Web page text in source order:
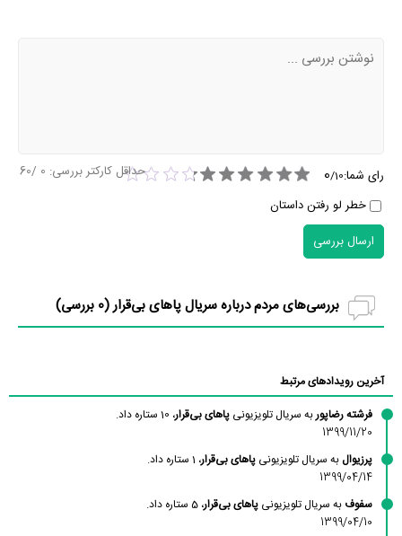
رای شما: 0/10
خطر لو رفتن داستان
حداقل کارکتر بررسی: 0
/60
ارسال بررسی
بررسی‌های مردم درباره سریال پاهای بی‌قرار (0 بررسی)
آخرین رویدادهای مرتبط
فرشته رضاپوربه سریال تلویزیونی پاهای بی‌قرار، 10 ستاره داد.
1399/11/20
پرزیوال به سریال تلویزیونی پاهای بی‌قرار، 1 ستاره داد.
1399/04/14
سفوف به سریال تلویزیونی پاهای بی‌قرار، 5 ستاره داد.
1399/04/10